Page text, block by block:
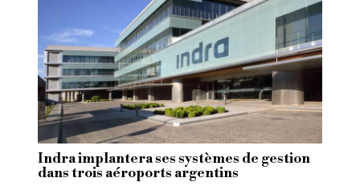
Indra implantera ses systèmes de gestion
dans trois aéroports argentins